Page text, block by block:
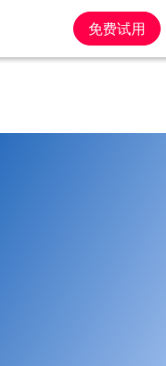
免费试用